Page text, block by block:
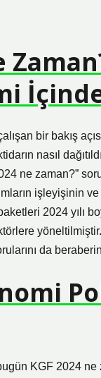
bir bakış
nasıl
ne zaman?”
işleyişinin
2024 yılı
da
KGF 2024 ne